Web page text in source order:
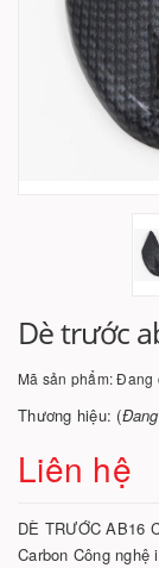
Dè trước
Mã sản phẩm:Đang
Thương hiệu: (
Liên hệ
DÈ TRƯỚC AB16
Carbon Công